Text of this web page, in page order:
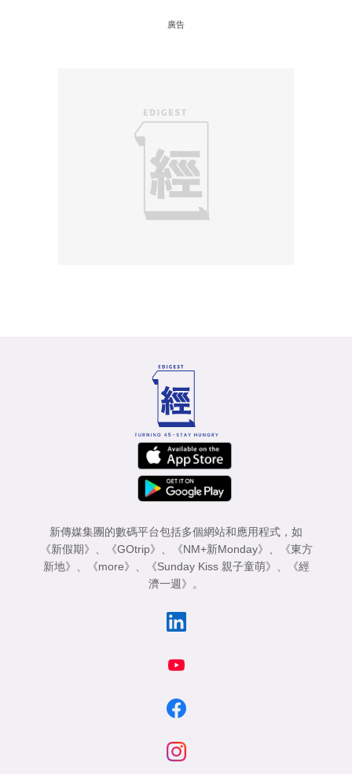
廣告
新傳媒集團的數碼平台包括多個網站和應用程式，如
《新假期》
《GOtrip》 《NM+新Monday》
《東方
新地》
《more》 《Sunday Kiss 親子童萌》
《經
濟一週》
。